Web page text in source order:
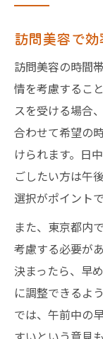
訪問美容で
訪問美容の時間
情を考慮するこ
スを受ける場合
合わせて希望の
けられます。日
ごしたい方は午
選択がポイントで
また、東京都内
考慮する必要が
決まったら、早
に調整できるよ
では、午前中の